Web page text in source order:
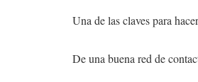
Una de las claves para
De una buena red de